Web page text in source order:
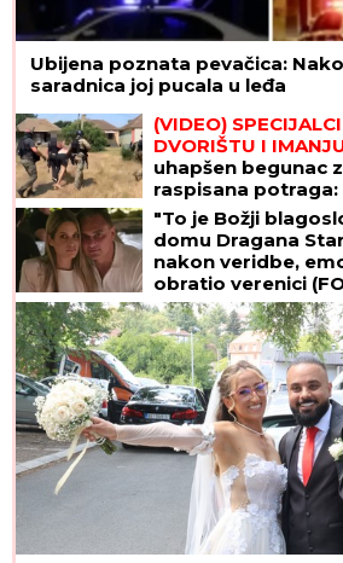
Ubijena poznata pevačica:
saradnica joj pucala u leđa
(VIDEO)
DVORIŠTU I
uhapšen begunac
raspisana potraga:
dramatičan
"To je Božji
domu Dragana
nakon veridbe,
obratio verenici